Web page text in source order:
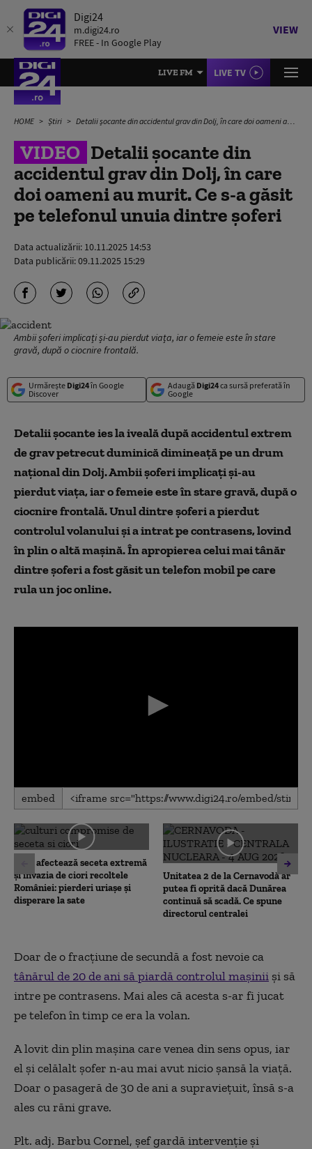
Digi24
m.digi24.ro
FREE - In Google Play
VIEW
LIVE FM LIVE TV
HOME Știri Detalii șocante din accidentul grav din Dolj, în care doi oameni au murit. Ce s-a găsit pe telefonul unuia dintre șoferi
VIDEO Detalii șocante din
accidentul grav din Dolj, în care
doi oameni au murit. Ce s-a găsit
pe telefonul unuia dintre șoferi
Data actualizării: 10.11.2025 14:53
Data publicării:09.11.2025 15:29
Ambii șoferi implicați și-au pierdut viața, iar o femeie este în stare
gravă, după o ciocnire frontală.
Urmărește Digi24în Google
Discover
Adaugă Digi24ca sursă preferată în
Google
Detalii șocante ies la iveală după accidentul extrem
de grav petrecut duminică dimineață pe un drum
național din Dolj. Ambii șoferi implicați și-au
pierdut viața, iar o femeie este în stare gravă, după o
ciocnire frontală. Unul dintre șoferi a pierdut
controlul volanului și a intrat pe contrasens, lovind
în plin o altă mașină. În apropierea celui mai tânăr
dintre șoferi a fost găsit un telefon mobil pe care
rula un joc online.
0
seconds
0
seconds
embed
Cum afectează seceta extremă
și invazia de ciori recoltele
României: pierderi uriașe și
disperare la sate
Unitatea 2 de la Cernavodă ar
putea fi oprită dacă Dunărea
continuă să scadă. Ce spune
directorul centralei
Doar de o fracțiune de secundă a fost nevoie ca
tânărul de 20 de ani să piardă controlul mașinii și să
intre pe contrasens. Mai ales că acesta s-ar fi jucat
pe telefon în timp ce era la volan.
A lovit din plin mașina care venea din sens opus, iar
el și celălalt șofer n-au mai avut nicio șansă la viață.
Doar o pasageră de 30 de ani a supraviețuit, însă s-a
ales cu răni grave.
Plt. adj. Barbu Cornel, șef gardă intervenție și